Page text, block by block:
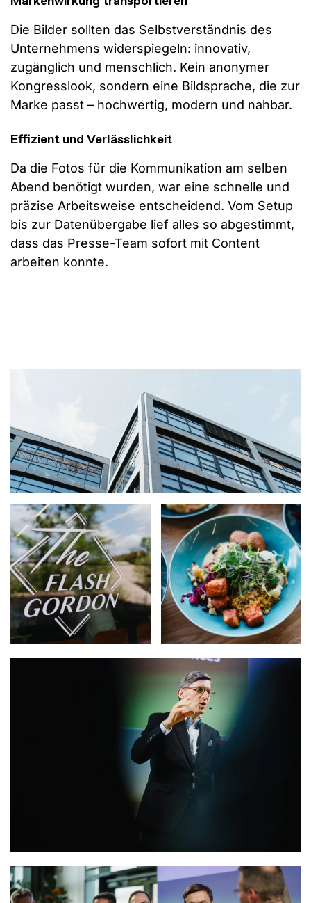
Die Bilder sollten das Selbstverständnis des
Unternehmens widerspiegeln: innovativ,
zugänglich und menschlich. Kein anonymer
Kongresslook, sondern eine Bildsprache, die zur
Marke passt – hochwertig, modern und nahbar.
Effizient und Verlässlichkeit
Da die Fotos für die Kommunikation am selben
Abend benötigt wurden, war eine schnelle und
präzise Arbeitsweise entscheidend. Vom Setup
bis zur Datenübergabe lief alles so abgestimmt,
dass das Presse-Team sofort mit Content
arbeiten konnte.